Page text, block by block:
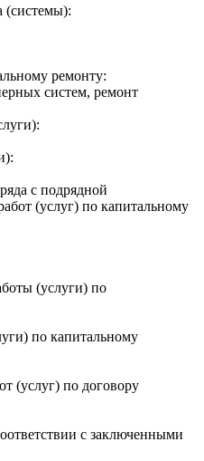
(системы):
ремонту:
систем, ремонт
с подрядной
(услуг) по капитальному
(услуги) по
по капитальному
(услуг) по договору
с заключенными